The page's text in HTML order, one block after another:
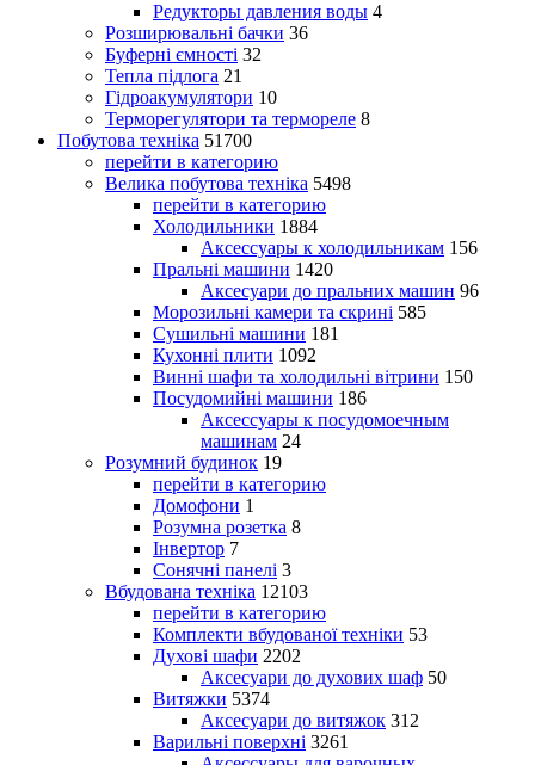
Редукторы давления воды 4
Розширювальні бачки 36
Буферні ємності 32
Тепла підлога 21
Гідроакумулятори 10
Терморегулятори та термореле 8
Побутова техніка 51700
перейти в категорию
Велика побутова техніка 5498
перейти в категорию
Холодильники 1884
Аксессуары к холодильникам 156
Пральні машини 1420
Аксесуари до пральних машин 96
Морозильні камери та скрині 585
Сушильні машини 181
Кухонні плити 1092
Винні шафи та холодильні вітрини 150
Посудомийні машини 186
Аксессуары к посудомоечным
машинам 24
Розумний будинок 19
перейти в категорию
Домофони 1
Розумна розетка 8
Інвертор 7
Сонячні панелі 3
Вбудована техніка 12103
перейти в категорию
Комплекти вбудованої техніки 53
Духові шафи 2202
Аксесуари до духових шаф 50
Витяжки 5374
Аксесуари до витяжок 312
Варильні поверхні 3261